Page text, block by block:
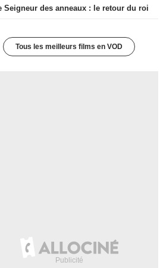
Seigneur des anneaux : le retour du roi
Tous les meilleurs films en VOD